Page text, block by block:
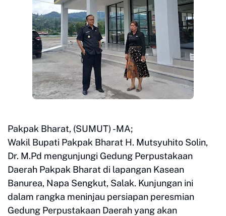
Pakpak Bharat, (SUMUT) -MA;
Wakil Bupati Pakpak Bharat H. Mutsyuhito Solin,
Dr. M.Pd mengunjungi Gedung Perpustakaan
Daerah Pakpak Bharat di lapangan Kasean
Banurea, Napa Sengkut, Salak. Kunjungan ini
dalam rangka meninjau persiapan peresmian
Gedung Perpustakaan Daerah yang akan